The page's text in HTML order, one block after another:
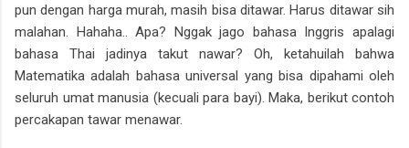
pun dengan harga murah, masih bisa ditawar. Harus ditawar sih
malahan. Hahaha.. Apa? Nggak jago bahasa Inggris apalagi
bahasa Thai jadinya takut nawar? Oh, ketahuilah bahwa
Matematika adalah bahasa universal yang bisa dipahami oleh
seluruh umat manusia (kecuali para bayi). Maka, berikut contoh
percakapan tawar menawar.